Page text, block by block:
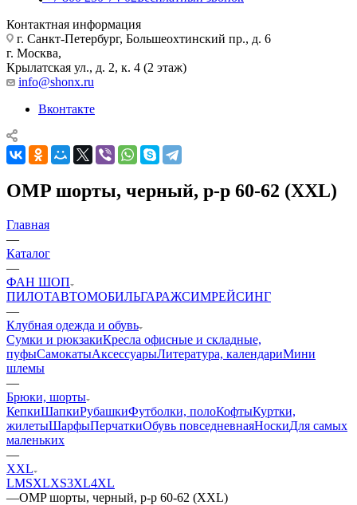
Контактная информация
г. Санкт-Петербург, Большеохтинский пр., д. 6
г. Москва,
Крылатская ул., д. 2, к. 4 (2 этаж)
info@shonx.ru
Вконтакте
OMP шорты, черный, р-р 60-62 (XXL)
Главная
—
Каталог
—
ФАН ШОП
ПИЛОТАВТОМОБИЛЬГАРАЖСИМРЕЙСИНГ
—
Клубная одежда и обувь
Сумки и рюкзакиКресла офисные и складные,
пуфыСамокатыАксессуарыЛитература, календариМини
шлемы
—
Брюки, шорты
КепкиШапкиРубашкиФутболки, полоКофтыКуртки,
жилетыШарфыПерчаткиОбувь повседневнаяНоскиДля самых
маленьких
—
XXL
LMSXLXS3XL4XL
—OMP шорты, черный, р-р 60-62 (XXL)